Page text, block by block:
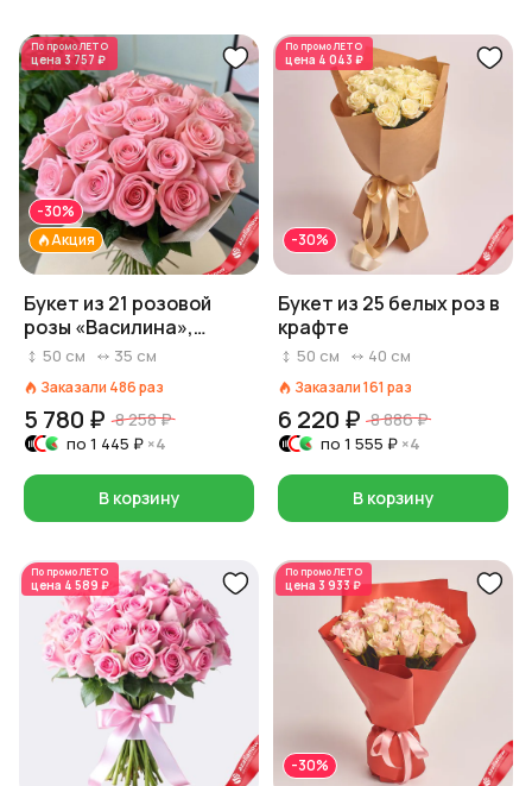
По промоЛЕТО
цена 3 757 ₽
Акция
-30%
Букет из 21 розовой
розы «Василина»,
Россия, 50 см
50 см 35 см
Заказали 486раз
5 780 ₽ 8 258 ₽
по 1 445 ₽ ×4
В корзину
По промоЛЕТО
цена 4 043 ₽
-30%
Букет из 25 белых роз в
крафте
50 см 40 см
Заказали161 раз
6 220 ₽ 8 886 ₽
по 1 555 ₽ ×4
В корзину
По промоЛЕТО
цена 4 589 ₽
По промоЛЕТО
цена 3 933 ₽
-30%